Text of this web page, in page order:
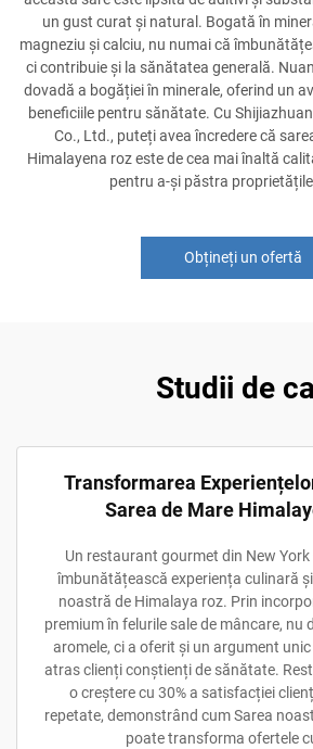
un gust curat și natural. Bogată în
magneziu și calciu, nu numai că
ci contribuie și la sănătatea generală.
dovadă a bogăției în minerale, oferind un
beneficiile pentru sănătate. Cu
Co., Ltd., puteți avea încredere că
Himalayena roz este de cea mai înaltă
pentru a-și păstra
Obțineți un ofertă
Studii de
Transformarea
Sarea de Mare
Un restaurant gourmet din New
îmbunătățească experiența culinară
noastră de Himalaya roz. Prin
premium în felurile sale de mâncare, nu
aromele, ci a oferit și un argument
atras clienți conștienți de sănătate.
o creștere cu 30% a satisfacției
repetate, demonstrând cum Sarea
poate transforma ofertele